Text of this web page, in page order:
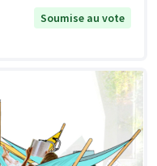
Soumise au vote